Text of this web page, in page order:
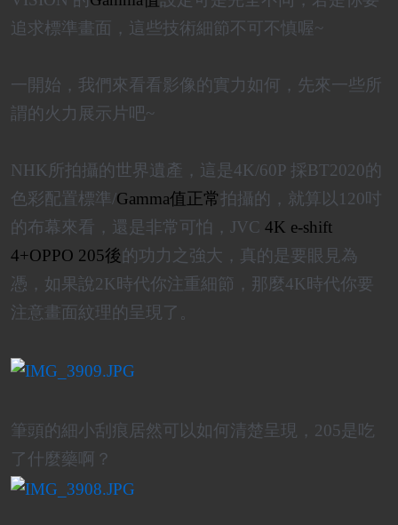
追求標準畫面，這些技術細節不可不慎喔~
一開始，我們來看看影像的實力如何，先來一些所
謂的火力展示片吧~
NHK所拍攝的世界遺產 ，這是4K/60P 採BT2020的
色彩配置標準/Gamma值正常拍攝的，就算以120吋
的布幕來看，還是非常可怕，JVC 4K e-shift
4+OPPO 205後的功力之強大，真的是要眼見為
憑，如果說2K時代你注重細節，那麼4K時代你要
注意畫面紋理的呈現了。
筆頭的細小刮痕居然可以如何清楚呈現，205是吃
了什麼藥啊？